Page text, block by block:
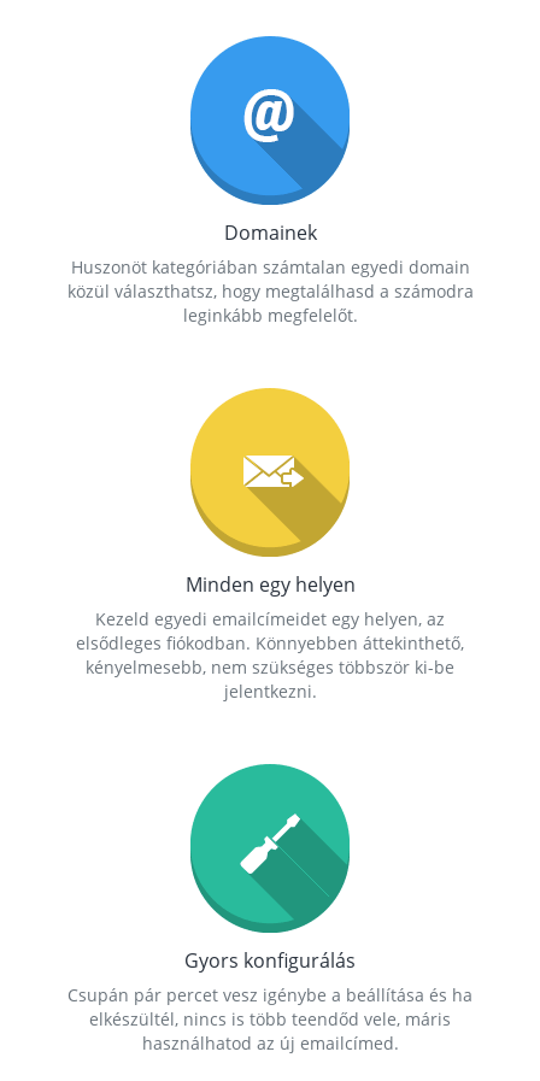
Domainek
Huszonöt kategóriában számtalan egyedi domain
közül választhatsz, hogy megtalálhasd a számodra
leginkább megfelelőt.
Minden egy helyen
Kezeld egyedi emailcímeidet egy helyen, az
elsődleges fiókodban. Könnyebben áttekinthető,
kényelmesebb, nem szükséges többször ki-be
jelentkezni.
Gyors konfigurálás
Csupán pár percet vesz igénybe a beállítása és ha
elkészültél, nincs is több teendőd vele, máris
használhatod az új emailcímed.